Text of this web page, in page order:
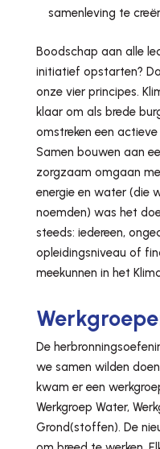
samenleving te
Boodschap aan alle
initiatief opstarten?
onze vier principes.
klaar om als brede
omstreken een
Samen bouwen aan
zorgzaam omgaan
energie en water (die
noemden) was het
steeds: iedereen,
opleidingsniveau of
meekunnen in het
De
we samen wilden
kwam er een
Werkgroep Water,
Grond(stoffen). De